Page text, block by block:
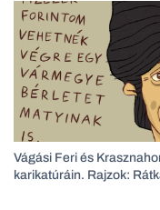
Vágási Feri és
karikatúráin. Rajzok: